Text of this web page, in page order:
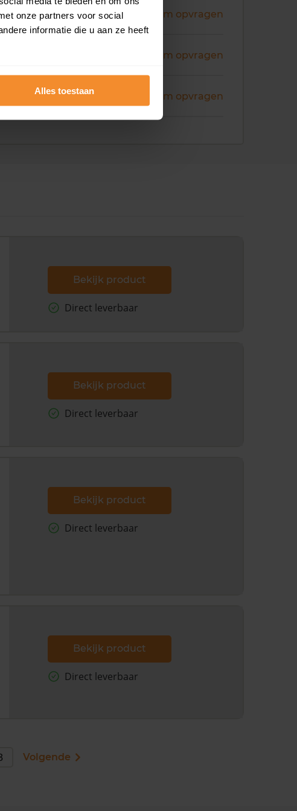
onze partners voor social
informatie die u aan ze heeft
Alles toestaan
30 juni 2026 Koopsom opvragen
Koopsom opvragen
03 november 2025 Koopsom opvragen
Bekijk product
Direct leverbaar
Bekijk product
Direct leverbaar
Bekijk product
Direct leverbaar
Bekijk product
Direct leverbaar
Volgende